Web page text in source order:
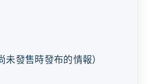
發售時發布的情報）